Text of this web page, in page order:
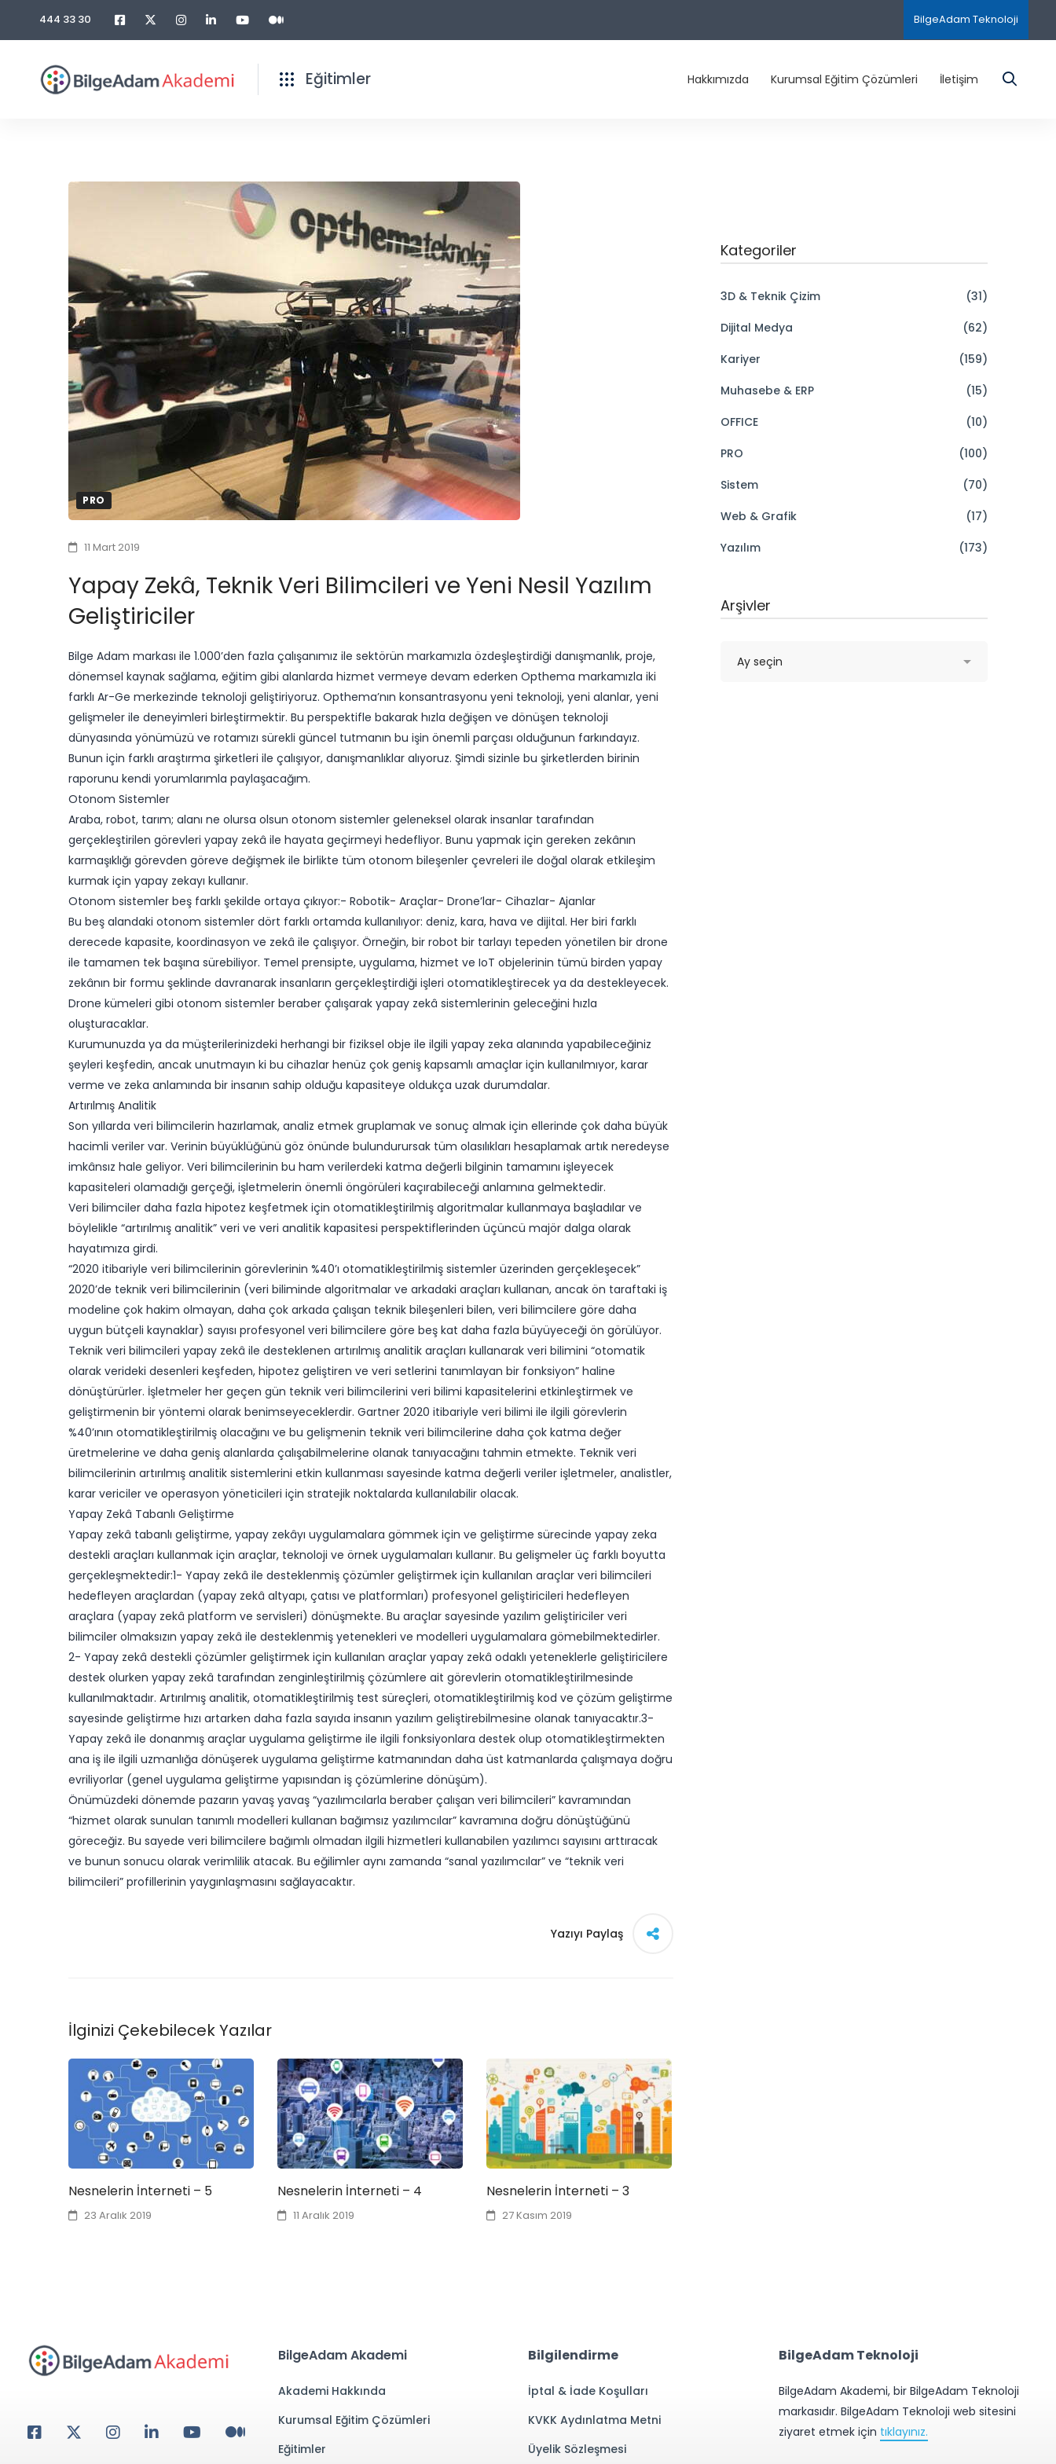
444 33 30 BilgeAdam Teknoloji
Eğitimler Hakkımızda Kurumsal Eğitim Çözümleri İletişim
PRO
11 Mart 2019
Yapay Zekâ, Teknik Veri Bilimcileri ve Yeni Nesil Yazılım
Geliştiriciler
Bilge Adam markası ile 1.000’den fazla çalışanımız ile sektörün markamızla özdeşleştirdiği danışmanlık, proje,
dönemsel kaynak sağlama, eğitim gibi alanlarda hizmet vermeye devam ederken Opthema markamızla iki
farklı Ar-Ge merkezinde teknoloji geliştiriyoruz. Opthema’nın konsantrasyonu yeni teknoloji, yeni alanlar, yeni
gelişmeler ile deneyimleri birleştirmektir. Bu perspektifle bakarak hızla değişen ve dönüşen teknoloji
dünyasında yönümüzü ve rotamızı sürekli güncel tutmanın bu işin önemli parçası olduğunun farkındayız.
Bunun için farklı araştırma şirketleri ile çalışıyor, danışmanlıklar alıyoruz. Şimdi sizinle bu şirketlerden birinin
raporunu kendi yorumlarımla paylaşacağım.
Otonom Sistemler
Araba, robot, tarım; alanı ne olursa olsun otonom sistemler geleneksel olarak insanlar tarafından
gerçekleştirilen görevleri yapay zekâ ile hayata geçirmeyi hedefliyor. Bunu yapmak için gereken zekânın
karmaşıklığı görevden göreve değişmek ile birlikte tüm otonom bileşenler çevreleri ile doğal olarak etkileşim
kurmak için yapay zekayı kullanır.
Otonom sistemler beş farklı şekilde ortaya çıkıyor:- ​Robotik- Araçlar- Drone’lar- Cihazlar- Ajanlar
Bu beş alandaki otonom sistemler dört farklı ortamda kullanılıyor: deniz, kara, hava ve dijital. Her biri farklı
derecede kapasite, koordinasyon ve zekâ ile çalışıyor. Örneğin, bir robot bir tarlayı tepeden yönetilen bir drone
ile tamamen tek başına sürebiliyor. Temel prensipte, uygulama, hizmet ve IoT objelerinin tümü birden yapay
zekânın bir formu şeklinde davranarak insanların gerçekleştirdiği işleri otomatikleştirecek ya da destekleyecek.
Drone kümeleri gibi otonom sistemler beraber çalışarak yapay zekâ sistemlerinin geleceğini hızla
oluşturacaklar.
Kurumunuzda ya da müşterilerinizdeki herhangi bir fiziksel obje ile ilgili yapay zeka alanında yapabileceğiniz
şeyleri keşfedin, ancak unutmayın ki bu cihazlar henüz çok geniş kapsamlı amaçlar için kullanılmıyor, karar
verme ve zeka anlamında bir insanın sahip olduğu kapasiteye oldukça uzak durumdalar.
​Artırılmış Analitik
Son yıllarda veri bilimcilerin hazırlamak, analiz etmek gruplamak ve sonuç almak için ellerinde çok daha büyük
hacimli veriler var. Verinin büyüklüğünü göz önünde bulundurursak tüm olasılıkları hesaplamak artık neredeyse
imkânsız hale geliyor. Veri bilimcilerinin bu ham verilerdeki katma değerli bilginin tamamını işleyecek
kapasiteleri olamadığı gerçeği, işletmelerin önemli öngörüleri kaçırabileceği anlamına gelmektedir.
Veri bilimciler daha fazla hipotez keşfetmek için otomatikleştirilmiş algoritmalar kullanmaya başladılar ve
böylelikle “artırılmış analitik” veri ve veri analitik kapasitesi perspektiflerinden üçüncü majör dalga olarak
hayatımıza girdi.
“2020 itibariyle veri bilimcilerinin görevlerinin %40’ı otomatikleştirilmiş sistemler üzerinden gerçekleşecek”​
2020’de teknik veri bilimcilerinin (veri biliminde algoritmalar ve arkadaki araçları kullanan, ancak ön taraftaki iş
modeline çok hakim olmayan, daha çok arkada çalışan teknik bileşenleri bilen, veri bilimcilere göre daha
uygun bütçeli kaynaklar) sayısı profesyonel veri bilimcilere göre beş kat daha fazla büyüyeceği ön görülüyor.
Teknik veri bilimcileri yapay zekâ ile desteklenen artırılmış analitik araçları kullanarak veri bilimini “otomatik
olarak verideki desenleri keşfeden, hipotez geliştiren ve veri setlerini tanımlayan bir fonksiyon” haline
dönüştürürler. İşletmeler her geçen gün teknik veri bilimcilerini veri bilimi kapasitelerini etkinleştirmek ve
geliştirmenin bir yöntemi olarak benimseyeceklerdir. Gartner 2020 itibariyle veri bilimi ile ilgili görevlerin
%40’ının otomatikleştirilmiş olacağını ve bu gelişmenin teknik veri bilimcilerine daha çok katma değer
üretmelerine ve daha geniş alanlarda çalışabilmelerine olanak tanıyacağını tahmin etmekte. Teknik veri
bilimcilerinin artırılmış analitik sistemlerini etkin kullanması sayesinde katma değerli veriler işletmeler, analistler,
karar vericiler ve operasyon yöneticileri için stratejik noktalarda kullanılabilir olacak.
​Yapay Zekâ Tabanlı Geliştirme
Yapay zekâ tabanlı geliştirme, yapay zekâyı uygulamalara gömmek için ve geliştirme sürecinde yapay zeka
destekli araçları kullanmak için araçlar, teknoloji ve örnek uygulamaları kullanır. Bu gelişmeler üç farklı boyutta
gerçekleşmektedir:1- Yapay zekâ ile desteklenmiş çözümler geliştirmek için kullanılan araçlar veri bilimcileri
hedefleyen araçlardan (yapay zekâ altyapı, çatısı ve platformları) profesyonel geliştiricileri hedefleyen
araçlara (yapay zekâ platform ve servisleri) dönüşmekte. Bu araçlar sayesinde yazılım geliştiriciler veri
bilimciler olmaksızın yapay zekâ ile desteklenmiş yetenekleri ve modelleri uygulamalara gömebilmektedirler. ​
2- Yapay zekâ destekli çözümler geliştirmek için kullanılan araçlar yapay zekâ odaklı yeteneklerle geliştiricilere
destek olurken yapay zekâ tarafından zenginleştirilmiş çözümlere ait görevlerin otomatikleştirilmesinde
kullanılmaktadır. Artırılmış analitik, otomatikleştirilmiş test süreçleri, otomatikleştirilmiş kod ve çözüm geliştirme
sayesinde geliştirme hızı artarken daha fazla sayıda insanın yazılım geliştirebilmesine olanak tanıyacaktır.3-
Yapay zekâ ile donanmış araçlar uygulama geliştirme ile ilgili fonksiyonlara destek olup otomatikleştirmekten
ana iş ile ilgili uzmanlığa dönüşerek uygulama geliştirme katmanından daha üst katmanlarda çalışmaya doğru
evriliyorlar (genel uygulama geliştirme yapısından iş çözümlerine dönüşüm).
Önümüzdeki dönemde pazarın yavaş yavaş “yazılımcılarla beraber çalışan veri bilimcileri” kavramından
“hizmet olarak sunulan tanımlı modelleri kullanan bağımsız yazılımcılar” kavramına doğru dönüştüğünü
göreceğiz. Bu sayede veri bilimcilere bağımlı olmadan ilgili hizmetleri kullanabilen yazılımcı sayısını arttıracak
ve bunun sonucu olarak verimlilik atacak. Bu eğilimler aynı zamanda “sanal yazılımcılar” ve “teknik veri
bilimcileri” profillerinin yaygınlaşmasını sağlayacaktır.
Yazıyı Paylaş
İlginizi Çekebilecek Yazılar
Nesnelerin İnterneti – 5
23 Aralık 2019
Nesnelerin İnterneti – 4
11 Aralık 2019
Nesnelerin İnterneti – 3
27 Kasım 2019
Kategoriler
3D & Teknik Çizim
(31)
Dijital Medya
(62)
Kariyer
(159)
Muhasebe & ERP
(15)
OFFICE
(10)
PRO
(100)
Sistem
(70)
Web & Grafik
(17)
Yazılım
(173)
Arşivler
BilgeAdam Akademi
Akademi Hakkında
Kurumsal Eğitim Çözümleri
Eğitimler
Bilgilendirme
İptal & İade Koşulları
KVKK Aydınlatma Metni
Üyelik Sözleşmesi
BilgeAdam Teknoloji
BilgeAdam Akademi, bir BilgeAdam Teknoloji
markasıdır. BilgeAdam Teknoloji web sitesini
ziyaret etmek için tıklayınız.